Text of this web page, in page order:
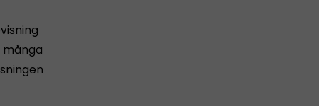
många